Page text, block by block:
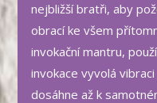
nejbližší bratři, aby
obrací ke všem
invokační mantru,
invokace vyvolá
dosáhne až k